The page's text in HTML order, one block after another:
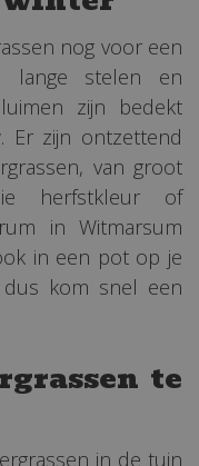
nog voor een
lange stelen en
zijn bedekt
Er zijn ontzettend
van groot
herfstkleur of
in Witmarsum
in een pot op je
dus kom snel een
te
in de tuin